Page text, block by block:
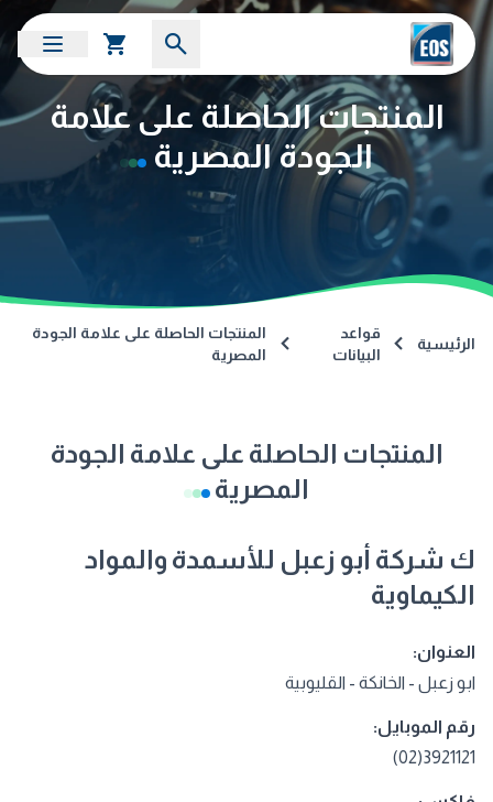
المنتجات الحاصلة على علامة
الجودة المصرية
الرئيسية
قواعد
البيانات
المنتجات الحاصلة على علامة الجودة
المصرية
المنتجات الحاصلة على علامة الجودة
المصرية
ك شركة أبو زعبل للأسمدة والمواد
الكيماوية
العنوان:
ابو زعبل - الخانكة - القليوبية
رقم الموبايل:
3921121(02)